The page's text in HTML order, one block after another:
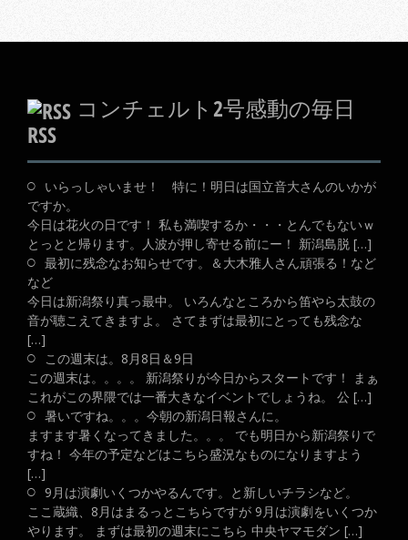
コンチェルト2号感動の毎日
RSS
いらっしゃいませ！ 特に！明日は国立音大さんのいかが
ですか。
今日は花火の日です！ 私も満喫するか・・・とんでもないｗ
とっとと帰ります。人波が押し寄せる前にー！ 新潟島脱 […]
最初に残念なお知らせです。＆大木雅人さん頑張る！など
など
今日は新潟祭り真っ最中。 いろんなところから笛やら太鼓の
音が聴こえてきますよ。 さてまずは最初にとっても残念な
[…]
この週末は。8月8日＆9日
この週末は。。。。 新潟祭りが今日からスタートです！ まぁ
これがこの界隈では一番大きなイベントでしょうね。 公 […]
暑いですね。。。今朝の新潟日報さんに。
ますます暑くなってきました。。。 でも明日から新潟祭りで
すね！ 今年の予定などはこちら盛況なものになりますよう
[…]
9月は演劇いくつかやるんです。と新しいチラシなど。
ここ蔵織、8月はまるっとこちらですが 9月は演劇をいくつか
やります。 まずは最初の週末にこちら 中央ヤマモダン […]